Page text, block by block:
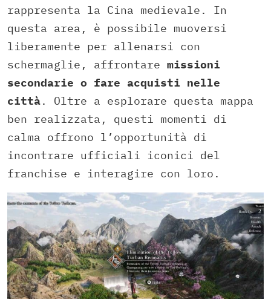
rappresenta la Cina medievale. In
questa area, è possibile muoversi
liberamente per allenarsi con
schermaglie, affrontare missioni
secondarie o fare acquisti nelle
città. Oltre a esplorare questa mappa
ben realizzata, questi momenti di
calma offrono l’opportunità di
incontrare ufficiali iconici del
franchise e interagire con loro.